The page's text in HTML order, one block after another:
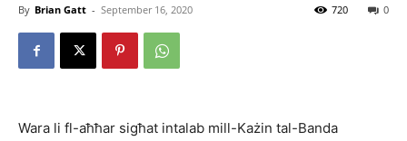
By Brian Gatt - September 16, 2020 0
720
Wara li fl-aħħar sigħat intalab mill-Każin tal-Banda